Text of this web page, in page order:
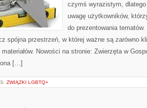
czymś wyrazistym,
uwagę użytkowników,
do prezentowania
spójna przestrzeń, w której ważne są zarówno
Nowości na stronie: Zwierzęta w
[…]
ZWIĄZKI LGBTQ+